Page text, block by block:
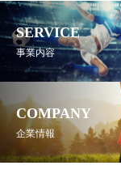
SERVICE
事業内容
COMPANY
企業情報